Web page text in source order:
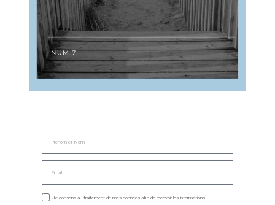
Je consens au traitement de mes données afin de recevoir les informations